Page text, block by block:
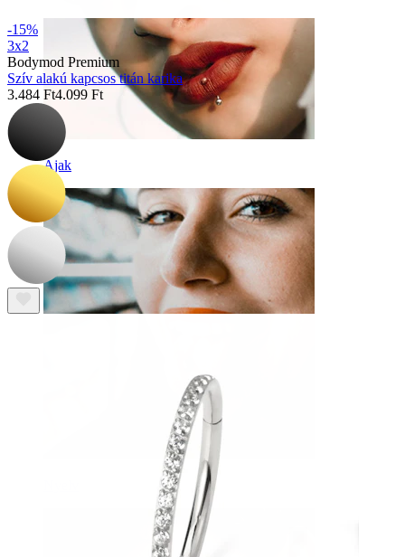
Ajak
-15%
3x2
Bodymod Premium
Szív alakú kapcsos titán karika
3.484 Ft4.099 Ft